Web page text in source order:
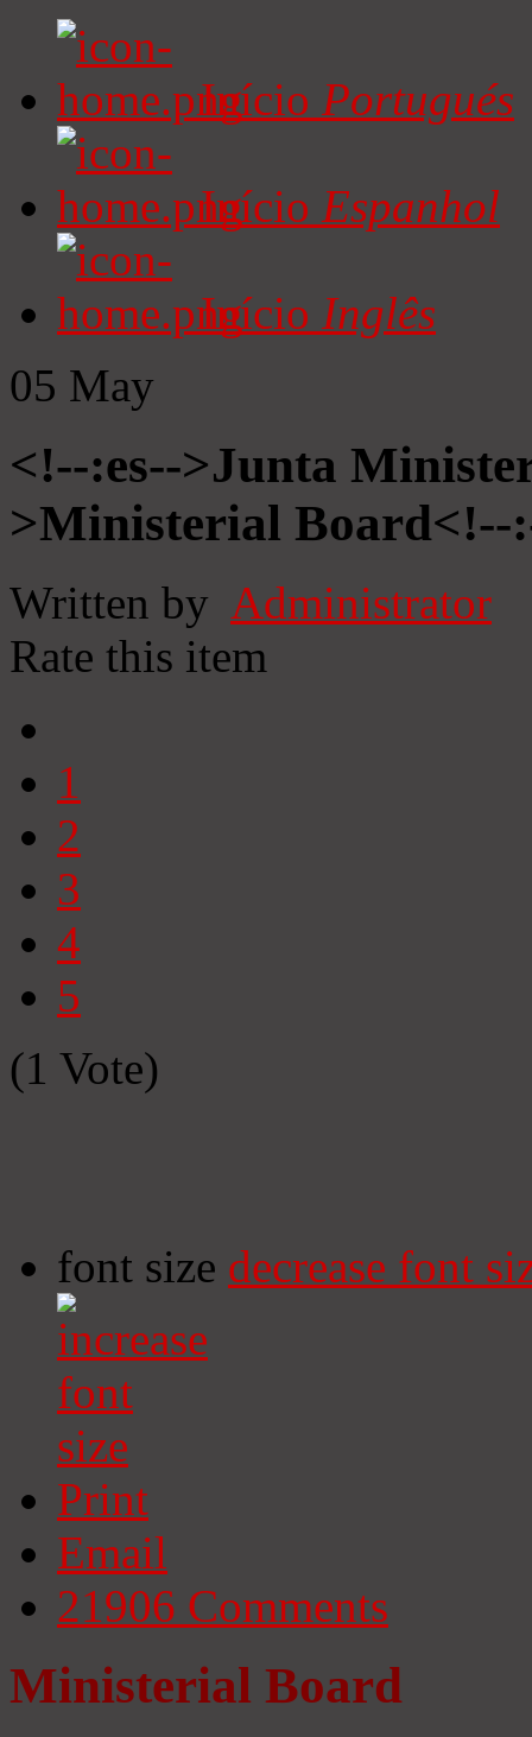
Início Portugués
Início Espanhol
Início Inglês
05 May
<!--:es-->Junta
>Ministerial Board<!--
Written by Administrator
Rate this item
1
2
3
4
5
(1 Vote)
font size decrease font
Print
Email
21906 Comments
Ministerial Board